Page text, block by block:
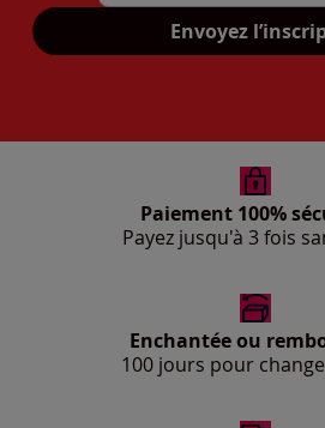
Mon
Envoyez
Paiement 100%
Payez jusqu'à 3 fois
Enchantée ou
100 jours pour